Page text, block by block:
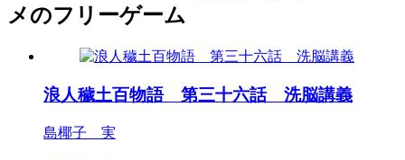
メのフリーゲーム
浪人穢土百物語 第三十六話 洗脳講義
島椰子 実